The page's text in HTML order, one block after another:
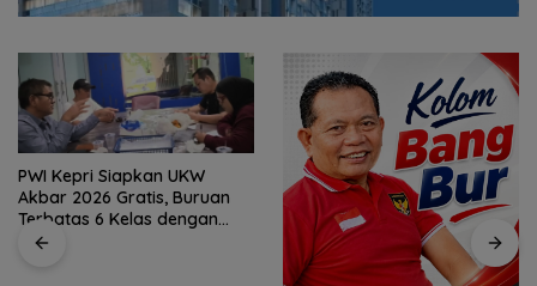
Hari Pertama Bertugas, Bang
Jack Sambangi Warga Air
Bini dan Serap Aspirasi dari
Lapangan